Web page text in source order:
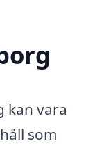
kan vara
som